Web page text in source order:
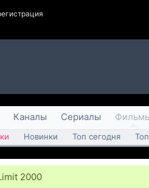
Каналы Сериалы
Новинки Топ сегодня
2000